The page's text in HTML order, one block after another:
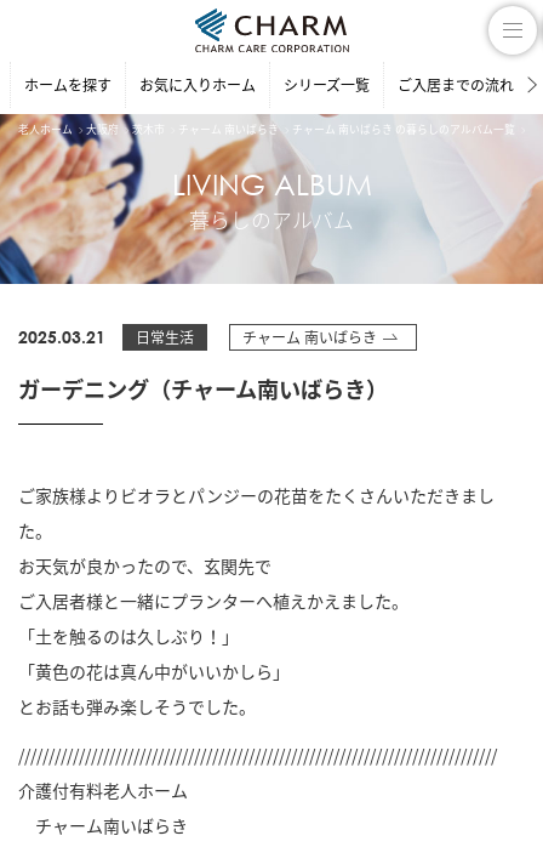
ホームを探す お気に入りホーム シリーズ一覧 ご入居までの流れ
老人ホーム 大阪府 茨木市 チャーム 南いばらき チャーム 南いばらき の暮らしのアルバム一覧
LIVING ALBUM
暮らしのアルバム
2025.03.21 日常生活 チャーム 南いばらき
ガーデニング（チャーム南いばらき）
ご家族様よりビオラとパンジーの花苗をたくさんいただきまし
た。
お天気が良かったので、玄関先で
ご入居者様と一緒にプランターへ植えかえました。
「土を触るのは久しぶり！」
「黄色の花は真ん中がいいかしら」
とお話も弾み楽しそうでした。
///////////////////////////////////////////////////////////////////////////////
介護付有料老人ホーム
チャーム南いばらき